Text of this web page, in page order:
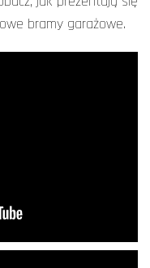
bramy garażowe.